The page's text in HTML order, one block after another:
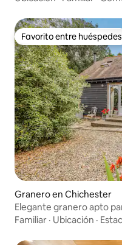
Favorito entre huéspedes
Favorito entre huéspedes
Granero en Chichester
Elegante granero apto
Familiar · Ubicación ·